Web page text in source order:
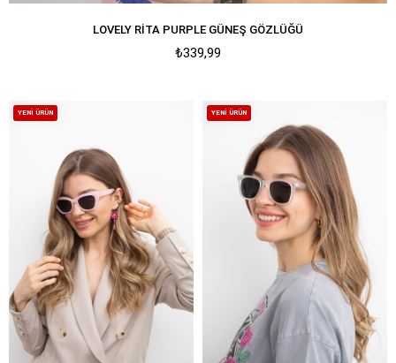
LOVELY RITA PURPLE GÜNEŞ GÖZLÜĞÜ
₺339,99
YENI ÜRÜN YENI ÜRÜN